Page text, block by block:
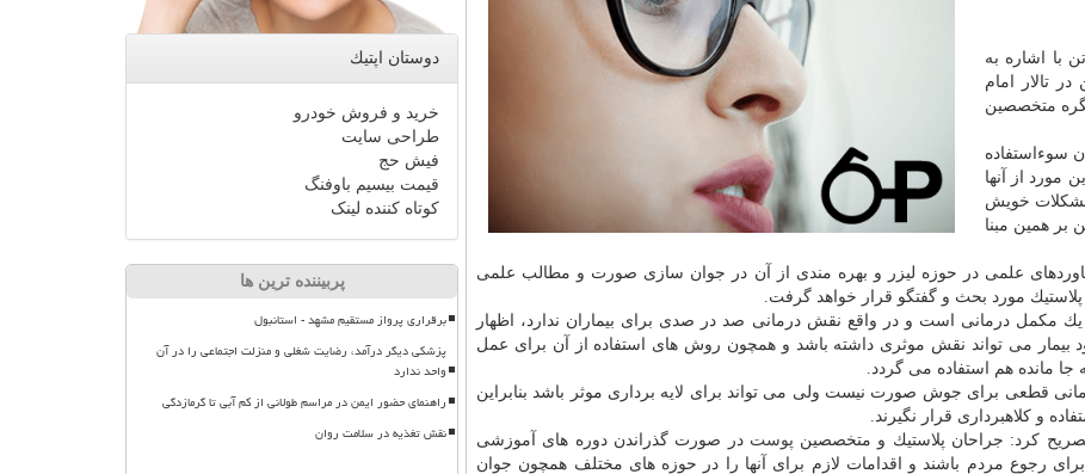
با اشاره به
پلاستیك در ایام ۱۱ و ۱۲ بهمن در تالار امام
متخصصین
سوءاستفاده
مورد از آنها
خویش
بر همین مبنا
علمی در حوزه لیزر و بهره مندی از آن در جوان سازی صورت و مطالب علمی
مورد بحث و گفتگو قرار خواهد گرفت.
یك مكمل درمانی است و در واقع نقش درمانی صد در صدی برای بیماران ندارد، اظهار
بیمار می تواند نقش موثری داشته باشد و همچون روش های استفاده از آن برای عمل
جا مانده هم استفاده می گردد.
قطعی برای جوش صورت نیست ولی می تواند برای لایه برداری موثر باشد بنابراین
و كلاهبرداری قرار نگیرند.
كرد: جراحان پلاستیك و متخصصین پوست در صورت گذراندن دوره های آموزشی
رجوع مردم باشند و اقدامات لازم برای آنها را در حوزه های مختلف همچون جوان
دوستان اپتیك
خرید و فروش خودرو
طراحی سایت
فیش حج
قیمت بیسیم باوفنگ
کوتاه کننده لینک
پربیننده ترین ها
برقراری پرواز مستقیم مشهد - استانبول
پزشکی دیگر درآمد، رضایت شغلی و منزلت اجتماعی را در آن
واحد ندارد
راهنمای حضور ایمن در مراسم طولانی از کم آبی تا گرمازدگی
نقش تغذیه در سلامت روان